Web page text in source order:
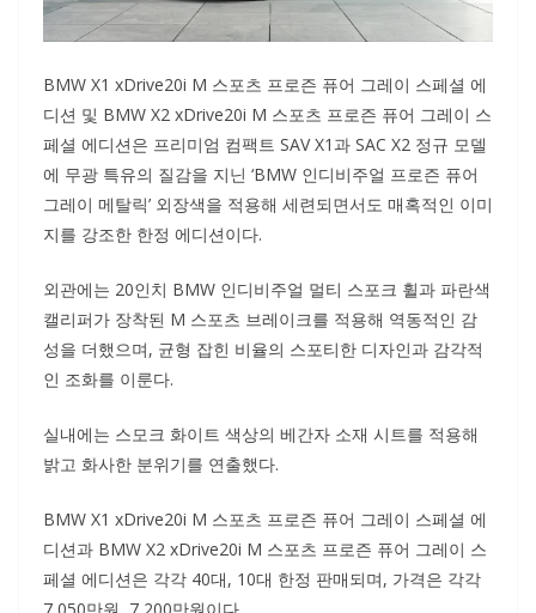
BMW X1 xDrive20i M 스포츠 프로즌 퓨어 그레이 스페셜 에
디션 및 BMW X2 xDrive20i M 스포츠 프로즌 퓨어 그레이 스
페셜 에디션은 프리미엄 컴팩트 SAV X1과 SAC X2 정규 모델
에 무광 특유의 질감을 지닌 ‘BMW 인디비주얼 프로즌 퓨어
그레이 메탈릭’ 외장색을 적용해 세련되면서도 매혹적인 이미
지를 강조한 한정 에디션이다.
외관에는 20인치 BMW 인디비주얼 멀티 스포크 휠과 파란색
캘리퍼가 장착된 M 스포츠 브레이크를 적용해 역동적인 감
성을 더했으며, 균형 잡힌 비율의 스포티한 디자인과 감각적
인 조화를 이룬다.
실내에는 스모크 화이트 색상의 베간자 소재 시트를 적용해
밝고 화사한 분위기를 연출했다.
BMW X1 xDrive20i M 스포츠 프로즌 퓨어 그레이 스페셜 에
디션과 BMW X2 xDrive20i M 스포츠 프로즌 퓨어 그레이 스
페셜 에디션은 각각 40대, 10대 한정 판매되며, 가격은 각각